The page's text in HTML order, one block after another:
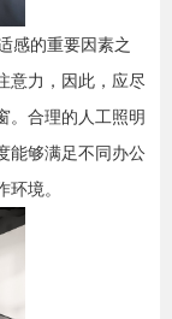
感的重要因素之
意力，因此，应尽
。合理的人工照明
能够满足不同办公
境。